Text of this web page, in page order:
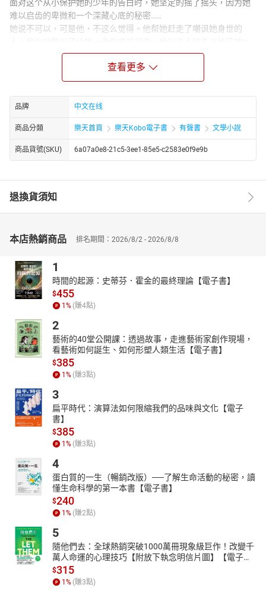
面对这个从小保护她的少年的告白时，她坚定的摇了摇头，因为她
难以启齿的卑微和一个深藏心底的秘密……
她说不可以，可是他，不这么觉得。他帮她赶走了嘲讽她身世的
的保护，然后一直陪伴着她、信任着她、爱慕着她……
“沫沫，你知道和一个对的人相爱是什么感觉吗？和对的人并肩，从
来不需要成为更好的人，做自己就好了。”
原来这就是爱情，她以为要一路小跑才能跟上他，但竟然发现他放
慢了脚步等她……
查看更多
品牌 中文在线
商品分類 樂天首頁 樂天Kobo電子書 有聲書 文學小說
商品貨號(SKU) 6a07a0e8-21c5-3ee1-85e5-c2583e0f9e9b
退換貨須知
本店熱銷商品 排名期間：2026/8/2 - 2026/8/8
1
時間的起源：史蒂芬．霍金的最終理論【電子書】
$455
1 % (賺4點)
2
藝術的40堂公開課：透過故事，走進藝術家創作現場，
看藝術如何誕生、如何形塑人類生活【電子書】
$385
1 % (賺3點)
3
扁平時代：演算法如何限縮我們的品味與文化【電子
書】
$385
1 % (賺3點)
4
蛋白質的一生（暢銷改版）──了解生命活動的秘密，讀
懂生命科學的第一本書【電子書】
$240
1 % (賺2點)
5
隨他們去：全球熱銷突破1000萬冊現象級巨作！改變千
萬人命運的心理技巧【附放下執念明信片圖】【電子
書】
$315
1 % (賺3點)